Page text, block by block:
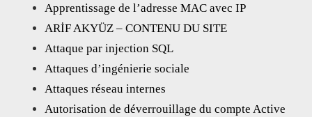
Apprentissage de l’adresse MAC avec IP
ARİF AKYÜZ – CONTENU DU SITE
Attaque par injection SQL
Attaques d’ingénierie sociale
Attaques réseau internes
Autorisation de déverrouillage du compte Active